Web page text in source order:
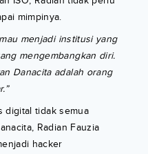
mimpinya.
menjadi institusi yang
mengembangkan diri.
Danacita adalah orang
digital tidak semua
Radian Fauzia
hacker